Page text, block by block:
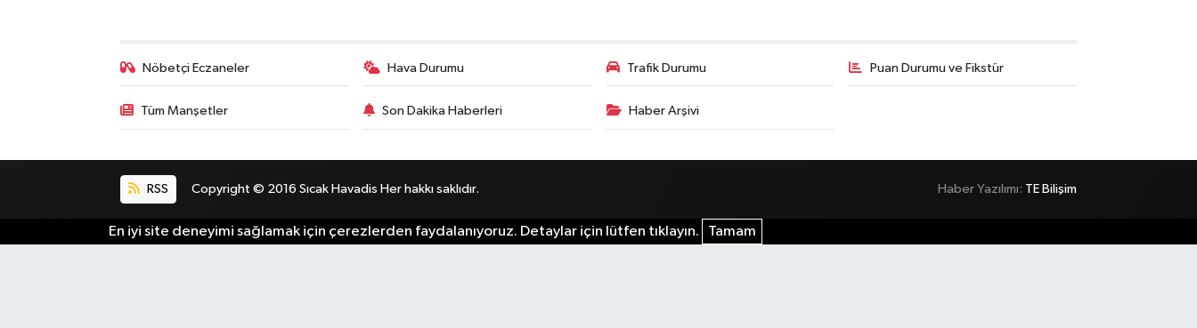
Nöbetçi Eczaneler Hava Durumu Trafik Durumu Puan Durumu ve Fikstür
Tüm Manşetler Son Dakika Haberleri Haber Arşivi
RSS Copyright © 2016 Sıcak Havadis Her hakkı saklıdır. Haber Yazılımı: TE Bilişim
En iyi site deneyimi sağlamak için çerezlerden faydalanıyoruz. Detaylar için lütfen tıklayın. Tamam